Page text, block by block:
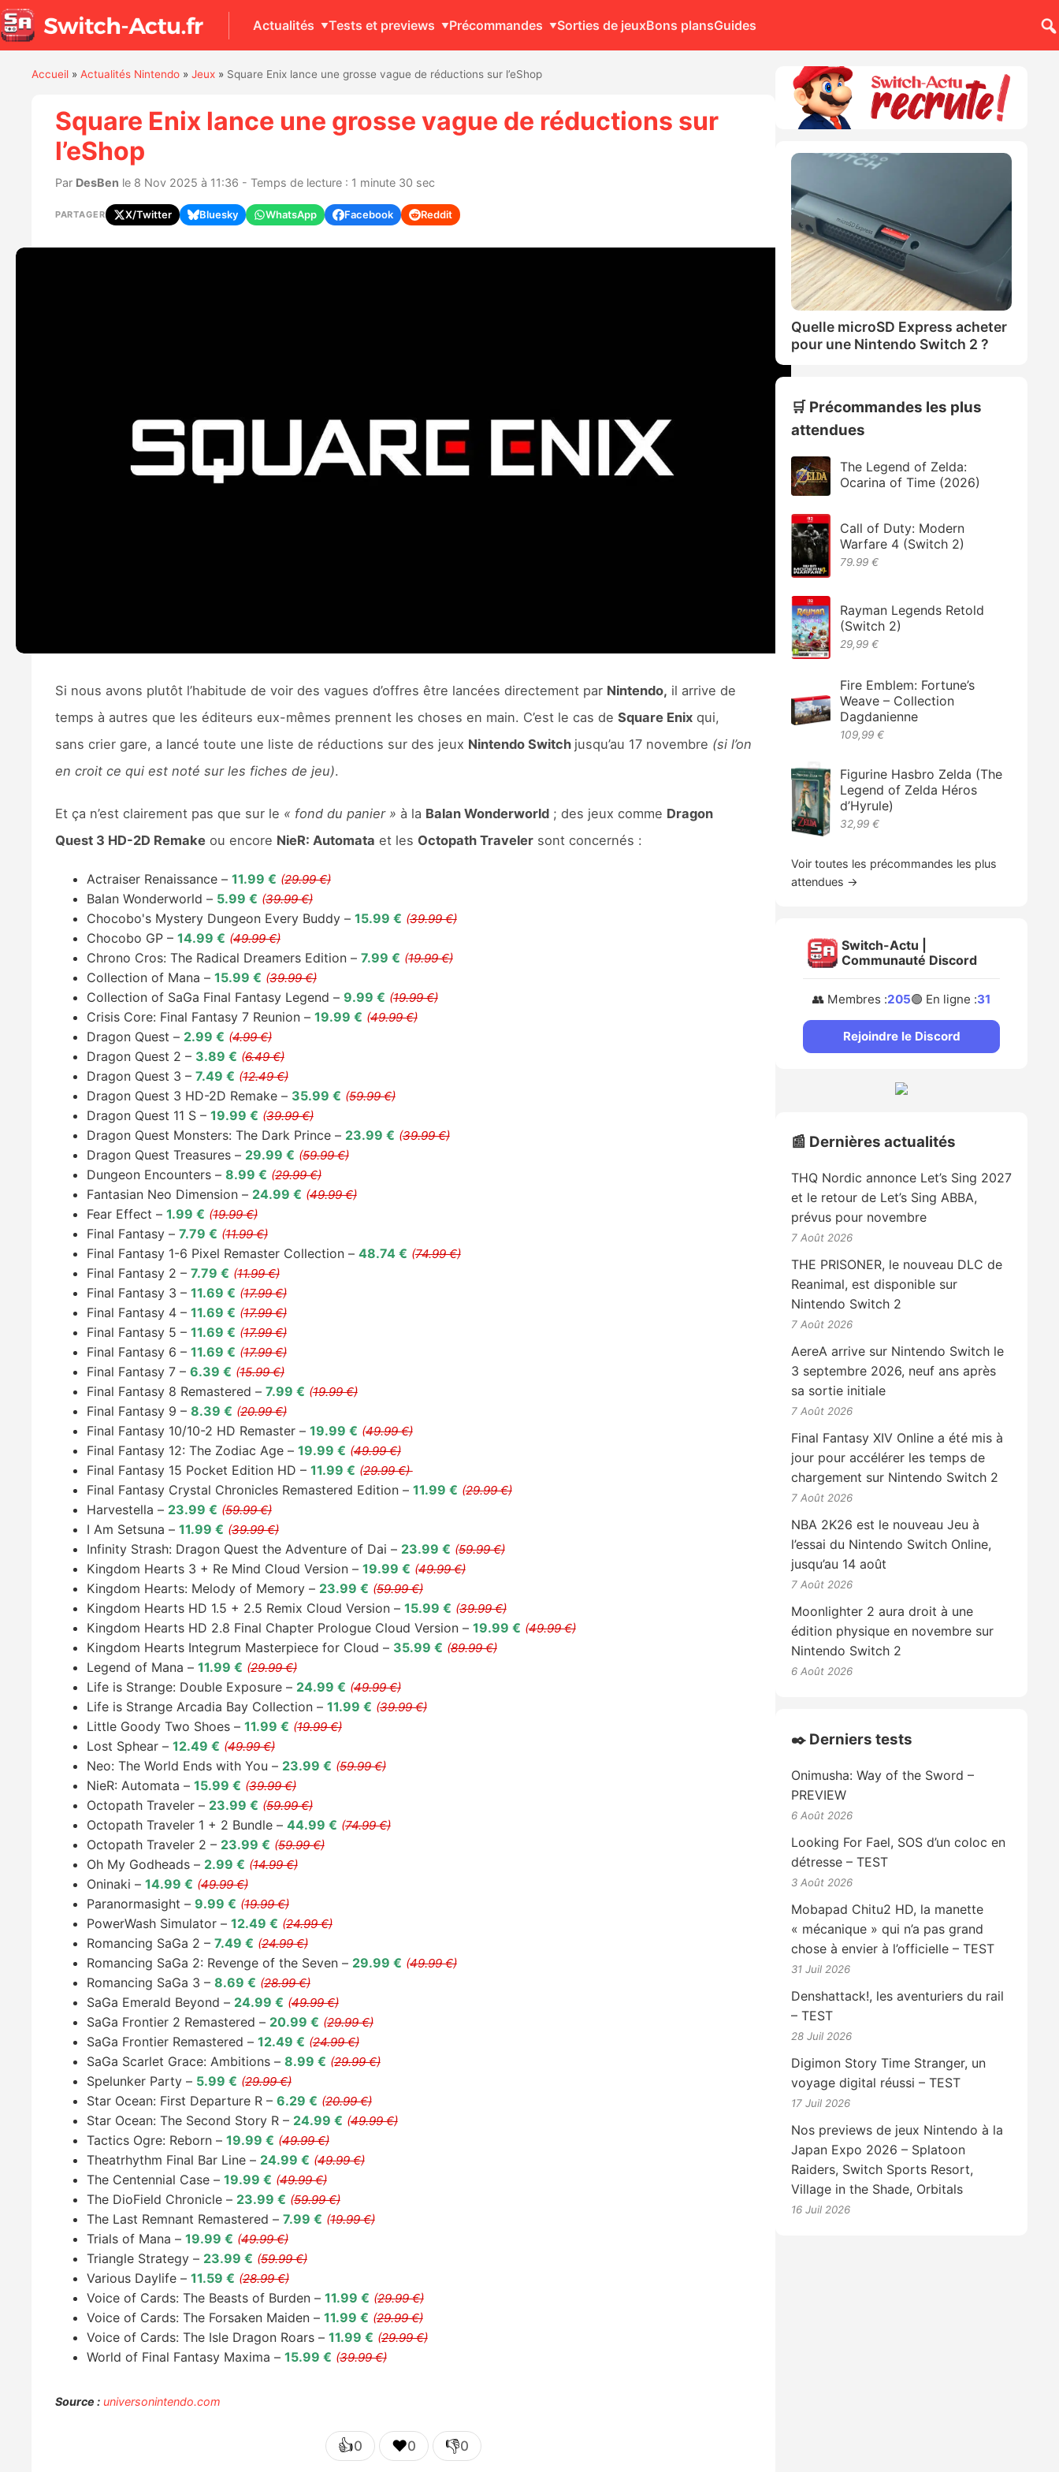
Actualités Tests et previews Précommandes Sorties de jeuxBons plansGuides
Accueil» Actualités Nintendo» Jeux» Square Enix lance une grosse vague de réductions sur l’eShop
Square Enix lance une grosse vague de réductions sur
l’eShop
Par DesBen le 8 Nov 2025 à 11:36 - Temps de lecture : 1 minute 30 sec
PARTAGER X/Twitter Bluesky WhatsApp Facebook Reddit
Si nous avons plutôt l’habitude de voir des vagues d’offres être lancées directement par Nintendo, il arrive de
temps à autres que les éditeurs eux-mêmes prennent les choses en main. C’est le cas de Square Enixqui,
sans crier gare, a lancé toute une liste de réductions sur des jeux Nintendo Switch jusqu’au 17 novembre (si l’on
en croit ce qui est noté sur les fiches de jeu).
Et ça n’est clairement pas que sur le « fond du panier » à la Balan Wonderworld; des jeux comme Dragon
Quest 3 HD-2D Remakeou encore NieR: Automata et les Octopath Travelersont concernés :
Actraiser Renaissance – 11.99 € (29.99 €)
Balan Wonderworld – 5.99 € (39.99 €)
Chocobo's Mystery Dungeon Every Buddy – 15.99 € (39.99 €)
Chocobo GP – 14.99 € (49.99 €)
Chrono Cros: The Radical Dreamers Edition – 7.99 € (19.99 €)
Collection of Mana – 15.99 € (39.99 €)
Collection of SaGa Final Fantasy Legend – 9.99 € (19.99 €)
Crisis Core: Final Fantasy 7 Reunion – 19.99 € (49.99 €)
Dragon Quest – 2.99 € (4.99 €)
Dragon Quest 2 – 3.89 € (6.49 €)
Dragon Quest 3 – 7.49 € (12.49 €)
Dragon Quest 3 HD-2D Remake – 35.99 € (59.99 €)
Dragon Quest 11 S – 19.99 € (39.99 €)
Dragon Quest Monsters: The Dark Prince – 23.99 € (39.99 €)
Dragon Quest Treasures – 29.99 € (59.99 €)
Dungeon Encounters – 8.99 € (29.99 €)
Fantasian Neo Dimension – 24.99 € (49.99 €)
Fear Effect – 1.99 € (19.99 €)
Final Fantasy – 7.79 € (11.99 €)
Final Fantasy 1-6 Pixel Remaster Collection – 48.74 € (74.99 €)
Final Fantasy 2 – 7.79 € (11.99 €)
Final Fantasy 3 – 11.69 € (17.99 €)
Final Fantasy 4 – 11.69 € (17.99 €)
Final Fantasy 5 – 11.69 € (17.99 €)
Final Fantasy 6 – 11.69 € (17.99 €)
Final Fantasy 7 – 6.39 € (15.99 €)
Final Fantasy 8 Remastered – 7.99 € (19.99 €)
Final Fantasy 9 – 8.39 € (20.99 €)
Final Fantasy 10/10-2 HD Remaster – 19.99 € (49.99 €)
Final Fantasy 12: The Zodiac Age – 19.99 € (49.99 €)
Final Fantasy 15 Pocket Edition HD – 11.99 € (29.99 €)
Final Fantasy Crystal Chronicles Remastered Edition – 11.99 € (29.99 €)
Harvestella – 23.99 € (59.99 €)
I Am Setsuna – 11.99 € (39.99 €)
Infinity Strash: Dragon Quest the Adventure of Dai – 23.99 € (59.99 €)
Kingdom Hearts 3 + Re Mind Cloud Version – 19.99 € (49.99 €)
Kingdom Hearts: Melody of Memory – 23.99 € (59.99 €)
Kingdom Hearts HD 1.5 + 2.5 Remix Cloud Version – 15.99 € (39.99 €)
Kingdom Hearts HD 2.8 Final Chapter Prologue Cloud Version – 19.99 € (49.99 €)
Kingdom Hearts Integrum Masterpiece for Cloud – 35.99 € (89.99 €)
Legend of Mana – 11.99 € (29.99 €)
Life is Strange: Double Exposure – 24.99 € (49.99 €)
Life is Strange Arcadia Bay Collection – 11.99 € (39.99 €)
Little Goody Two Shoes – 11.99 € (19.99 €)
Lost Sphear – 12.49 € (49.99 €)
Neo: The World Ends with You – 23.99 € (59.99 €)
NieR: Automata – 15.99 € (39.99 €)
Octopath Traveler – 23.99 € (59.99 €)
Octopath Traveler 1 + 2 Bundle – 44.99 € (74.99 €)
Octopath Traveler 2 – 23.99 € (59.99 €)
Oh My Godheads – 2.99 € (14.99 €)
Oninaki – 14.99 € (49.99 €)
Paranormasight – 9.99 € (19.99 €)
PowerWash Simulator – 12.49 € (24.99 €)
Romancing SaGa 2 – 7.49 € (24.99 €)
Romancing SaGa 2: Revenge of the Seven – 29.99 € (49.99 €)
Romancing SaGa 3 – 8.69 € (28.99 €)
SaGa Emerald Beyond – 24.99 € (49.99 €)
SaGa Frontier 2 Remastered – 20.99 € (29.99 €)
SaGa Frontier Remastered – 12.49 € (24.99 €)
SaGa Scarlet Grace: Ambitions – 8.99 € (29.99 €)
Spelunker Party – 5.99 € (29.99 €)
Star Ocean: First Departure R – 6.29 € (20.99 €)
Star Ocean: The Second Story R – 24.99 € (49.99 €)
Tactics Ogre: Reborn – 19.99 € (49.99 €)
Theatrhythm Final Bar Line – 24.99 € (49.99 €)
The Centennial Case – 19.99 € (49.99 €)
The DioField Chronicle – 23.99 € (59.99 €)
The Last Remnant Remastered – 7.99 € (19.99 €)
Trials of Mana – 19.99 € (49.99 €)
Triangle Strategy – 23.99 € (59.99 €)
Various Daylife – 11.59 € (28.99 €)
Voice of Cards: The Beasts of Burden – 11.99 € (29.99 €)
Voice of Cards: The Forsaken Maiden – 11.99 € (29.99 €)
Voice of Cards: The Isle Dragon Roars – 11.99 € (29.99 €)
World of Final Fantasy Maxima – 15.99 € (39.99 €)
Source : universonintendo.com
👍0 ❤️0 👎0
Quelle microSD Express acheter
pour une Nintendo Switch 2 ?
🛒 Précommandes les plus
attendues
The Legend of Zelda:
Ocarina of Time (2026)
Call of Duty: Modern
Warfare 4 (Switch 2)
79.99 €
Rayman Legends Retold
(Switch 2)
29,99 €
Fire Emblem: Fortune’s
Weave – Collection
Dagdanienne
109,99 €
Figurine Hasbro Zelda (The
Legend of Zelda Héros
d’Hyrule)
32,99 €
Voir toutes les précommandes les plus
attendues →
Switch-Actu |
Communauté Discord
👥 Membres :205🟢 En ligne :31
Rejoindre le Discord
📰 Dernières actualités
THQ Nordic annonce Let’s Sing 2027
et le retour de Let’s Sing ABBA,
prévus pour novembre
7 Août 2026
THE PRISONER, le nouveau DLC de
Reanimal, est disponible sur
Nintendo Switch 2
7 Août 2026
AereA arrive sur Nintendo Switch le
3 septembre 2026, neuf ans après
sa sortie initiale
7 Août 2026
Final Fantasy XIV Online a été mis à
jour pour accélérer les temps de
chargement sur Nintendo Switch 2
7 Août 2026
NBA 2K26 est le nouveau Jeu à
l’essai du Nintendo Switch Online,
jusqu’au 14 août
7 Août 2026
Moonlighter 2 aura droit à une
édition physique en novembre sur
Nintendo Switch 2
6 Août 2026
✒️ Derniers tests
Onimusha: Way of the Sword –
PREVIEW
6 Août 2026
Looking For Fael, SOS d’un coloc en
détresse – TEST
3 Août 2026
Mobapad Chitu2 HD, la manette
« mécanique » qui n’a pas grand
chose à envier à l’officielle – TEST
31 Juil 2026
Denshattack!, les aventuriers du rail
– TEST
28 Juil 2026
Digimon Story Time Stranger, un
voyage digital réussi – TEST
17 Juil 2026
Nos previews de jeux Nintendo à la
Japan Expo 2026 – Splatoon
Raiders, Switch Sports Resort,
Village in the Shade, Orbitals
16 Juil 2026